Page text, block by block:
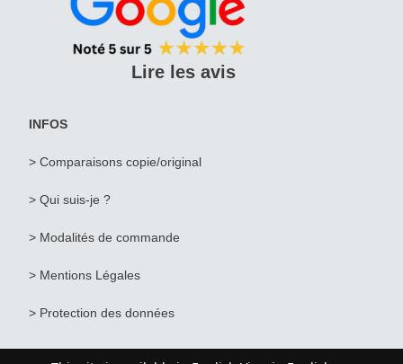
Lire les avis
INFOS
> Comparaisons copie/original
> Qui suis-je ?
> Modalités de commande
> Mentions Légales
> Protection des données